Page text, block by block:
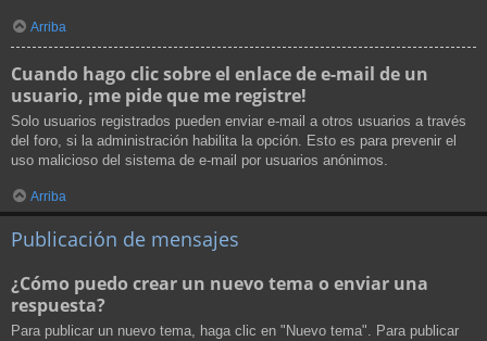
Arriba
Cuando hago clic sobre el enlace de e-mail de un
usuario, ¡me pide que me registre!
Solo usuarios registrados pueden enviar e-mail a otros usuarios a través
del foro, si la administración habilita la opción. Esto es para prevenir el
uso malicioso del sistema de e-mail por usuarios anónimos.
Arriba
Publicación de mensajes
¿Cómo puedo crear un nuevo tema o enviar una
respuesta?
Para publicar un nuevo tema, haga clic en "Nuevo tema". Para publicar